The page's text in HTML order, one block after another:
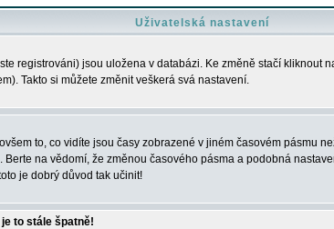
Uživatelská nastavení
registrováni) jsou uložena v databázi. Ke změně stačí kliknout
Takto si můžete změnit veškerá svá nastavení.
to, co vidíte jsou časy zobrazené v jiném časovém pásmu
Berte na vědomí, že změnou časového pásma a podobná
je dobrý důvod tak učinit!
to stále špatně!